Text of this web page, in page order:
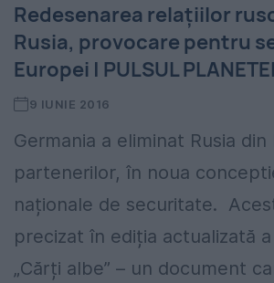
Redesenarea relaţiilor
Rusia, provocare pentru
Europei | PULSUL PLANETEI
9 IUNIE 2016
Germania a eliminat Rusia din
partenerilor, în noua
naționale de securitate.
precizat în ediția actualizată
„Cărți albe” – un document